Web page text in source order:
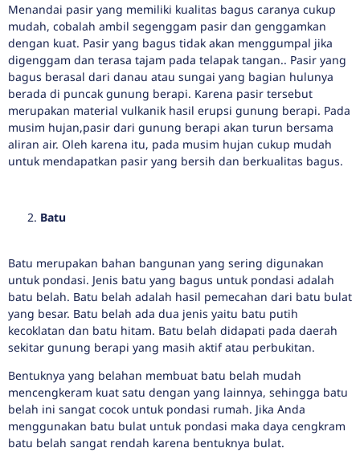
Menandai pasir yang memiliki kualitas bagus caranya cukup
mudah, cobalah ambil segenggam pasir dan genggamkan
dengan kuat. Pasir yang bagus tidak akan menggumpal jika
digenggam dan terasa tajam pada telapak tangan.. Pasir yang
bagus berasal dari danau atau sungai yang bagian hulunya
berada di puncak gunung berapi. Karena pasir tersebut
merupakan material vulkanik hasil erupsi gunung berapi. Pada
musim hujan,pasir dari gunung berapi akan turun bersama
aliran air. Oleh karena itu, pada musim hujan cukup mudah
untuk mendapatkan pasir yang bersih dan berkualitas bagus.
Batu
Batu merupakan bahan bangunan yang sering digunakan
untuk pondasi. Jenis batu yang bagus untuk pondasi adalah
batu belah. Batu belah adalah hasil pemecahan dari batu bulat
yang besar. Batu belah ada dua jenis yaitu batu putih
kecoklatan dan batu hitam. Batu belah didapati pada daerah
sekitar gunung berapi yang masih aktif atau perbukitan.
Bentuknya yang belahan membuat batu belah mudah
mencengkeram kuat satu dengan yang lainnya, sehingga batu
belah ini sangat cocok untuk pondasi rumah. Jika Anda
menggunakan batu bulat untuk pondasi maka daya cengkram
batu belah sangat rendah karena bentuknya bulat.